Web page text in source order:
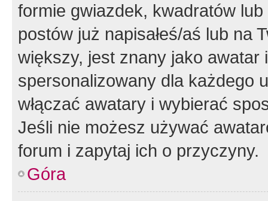
formie gwiazdek, kwadratów
postów już napisałeś/aś lub na
większy, jest znany jako
spersonalizowany dla każdego
włączać awatary i wybierać
Jeśli nie możesz używać
forum i zapytaj ich o przyczyny.
Góra